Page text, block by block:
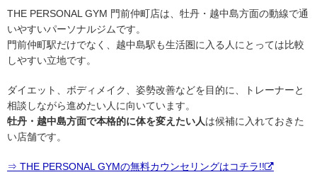
THE PERSONAL GYM 門前仲町店は、牡丹・越中島方面の動線で通
いやすいパーソナルジムです。
門前仲町駅だけでなく、越中島駅も生活圏に入る人にとっては比較
しやすい立地です。
ダイエット、ボディメイク、姿勢改善などを目的に、トレーナーと
相談しながら進めたい人に向いています。
牡丹・越中島方面で本格的に体を変えたい人は候補に入れておきた
い店舗です。
⇒ THE PERSONAL GYMの無料カウンセリングはコチラ!!